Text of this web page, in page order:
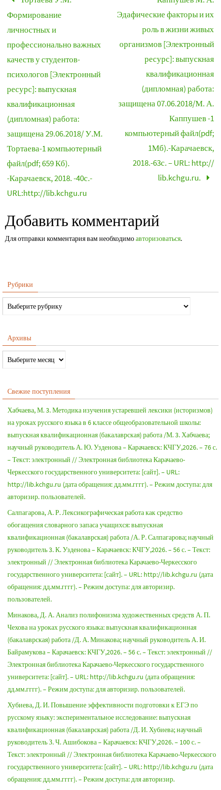
Формирование
личностных и
профессионально важных
качеств у студентов-
психологов [Электронный
ресурс]: выпускная
квалификационная
(дипломная) работа:
защищена 29.06.2018/ У.М.
Тортаева-1 компьютерный
файл(pdf; 659 Кб).
-Карачаевск, 2018. -40с.-
URL:http://lib.kchgu.ru
Эдафические факторы и их
роль в жизни живых
организмов [Электронный
ресурс]: выпускная
квалификационная
(дипломная) работа:
защищена 07.06.2018/М. А.
Каппушев -1
компьютерный файл(pdf;
1Мб).-Карачаевск,
2018.-63с. – URL: http://
lib.kchgu.ru.
Добавить комментарий
Для отправки комментария вам необходимоавторизоваться.
Рубрики
Архивы
Свежие поступления
Хабчаева, М. 3. Методика изучения устаревшей лексики (историзмов)
на уроках русского языка в 6 классе общеобразовательной школы:
выпускная квалификационная (бакалаврская) работа /М. 3. Хабчаева;
научный руководитель А. Ю. Узденова – Карачаевск: КЧГУ,2026. – 76 с.
– Текст: электронный // Электронная библиотека Карачаево-
Черкесского государственного университета: [сайт]. – URL:
http://lib.kchgu.ru (дата обращения: дд.мм.гггг). – Режим доступа: для
авторизир. пользователей.
Салпагарова, А. Р. Лексикографическая работа как средство
обогащения словарного запаса учащихся: выпускная
квалификационная (бакалаврская) работа /А. Р. Салпагарова; научный
руководитель 3. К. Узденова – Карачаевск: КЧГУ,2026. – 56 с. – Текст:
электронный // Электронная библиотека Карачаево-Черкесского
государственного университета: [сайт]. – URL: http://lib.kchgu.ru (дата
обращения: дд.мм.гггг). – Режим доступа: для авторизир.
пользователей.
Минакова, Д. А. Анализ полифонизма художественных средств А. П.
Чехова на уроках русского языка: выпускная квалификационная
(бакалаврская) работа /Д. А. Минакова; научный руководитель А. И.
Байрамукова – Карачаевск: КЧГУ,2026. – 56 с. – Текст: электронный //
Электронная библиотека Карачаево-Черкесского государственного
университета: [сайт]. – URL: http://lib.kchgu.ru (дата обращения:
дд.мм.гггг). – Режим доступа: для авторизир. пользователей.
Хубиева, Д. И. Повышение эффективности подготовки к ЕГЭ по
русскому языку: экспериментальное исследование: выпускная
квалификационная (бакалаврская) работа /Д. И. Хубиева; научный
руководитель З. Ч. Ашибокова – Карачаевск: КЧГУ,2026. – 100 с. –
Текст: электронный // Электронная библиотека Карачаево-Черкесского
государственного университета: [сайт]. – URL: http://lib.kchgu.ru (дата
обращения: дд.мм.гггг). – Режим доступа: для авторизир.